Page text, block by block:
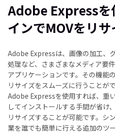
Adobe Expressを
インでMOVをリ
Adobe Expressは、画像の加工、
処理など、さまざまなメディア要
アプリケーションです。その機能
リサイズをスムーズに行うことが
Adobe Expressを使用すれば、重
してインストールする手間が省け
リサイズすることが可能です。シ
業を誰でも簡単に行える追加のツ